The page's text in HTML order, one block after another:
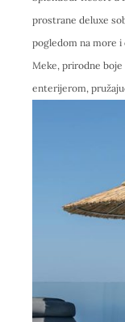
prostrane deluxe
pogledom na more i
Meke, prirodne
enterijerom,